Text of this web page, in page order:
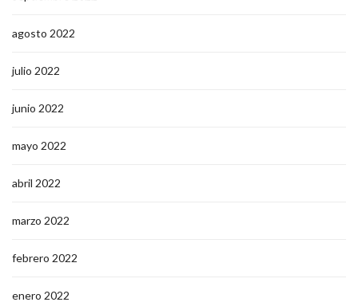
agosto 2022
julio 2022
junio 2022
mayo 2022
abril 2022
marzo 2022
febrero 2022
enero 2022